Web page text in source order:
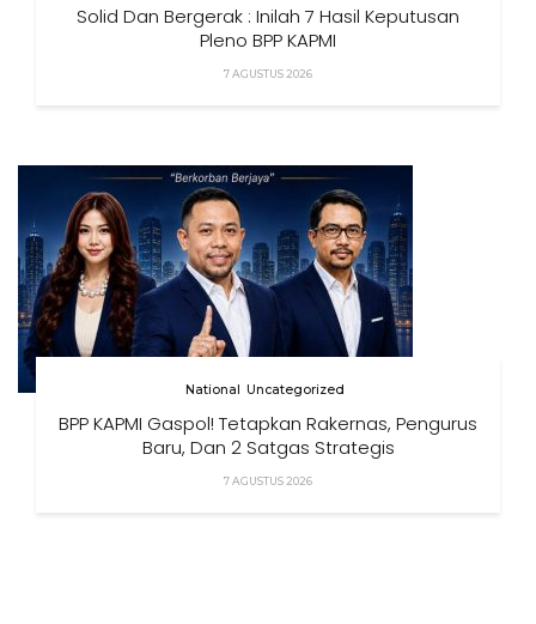
Solid Dan Bergerak : Inilah 7 Hasil Keputusan
Pleno BPP KAPMI
7 AGUSTUS 2026
National Uncategorized
BPP KAPMI Gaspol! Tetapkan Rakernas, Pengurus
Baru, Dan 2 Satgas Strategis
7 AGUSTUS 2026